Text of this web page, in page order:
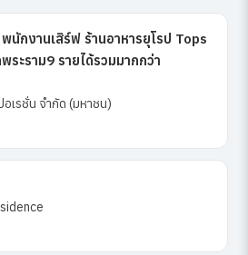
กงานเสิร์ฟ ร้านอาหารยุโรป Tops
ระราม9 รายได้รวมมากกว่า
เรชั่น จำกัด (มหาชน)